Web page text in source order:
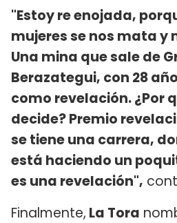
"Estoy re enojada,
mujeres se nos mata y
Una mina que sale de
Berazategui, con 28
como revelación. ¿Por
decide? Premio
se tiene una carrera,
está haciendo un
es una revelación",
Finalmente, La Tora